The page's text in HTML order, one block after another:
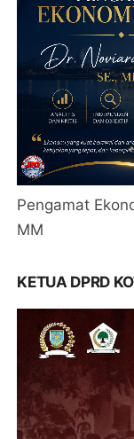
Pengamat
MM
KETUA DPRD